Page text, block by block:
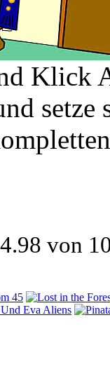
Klick
4.98 von